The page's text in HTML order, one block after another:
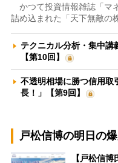
かつて投資情報雑誌「マ
詰め込まれた「天下無敵の
テクニカル分析・集中
【第10回】
不透明相場に勝つ信用
長！」【第9回】
戸松信博の明日の
【戸松信